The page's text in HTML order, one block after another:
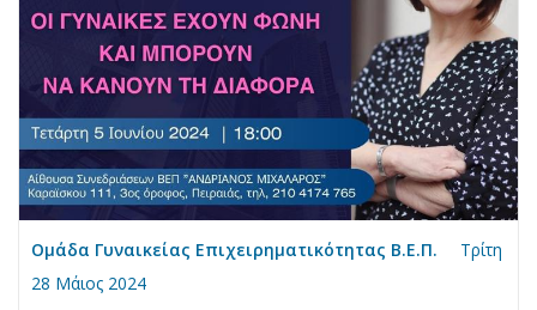
Ομάδα Γυναικείας Επιχειρηματικότητας Β.Ε.Π.
Τρίτη
28 Μάιος 2024